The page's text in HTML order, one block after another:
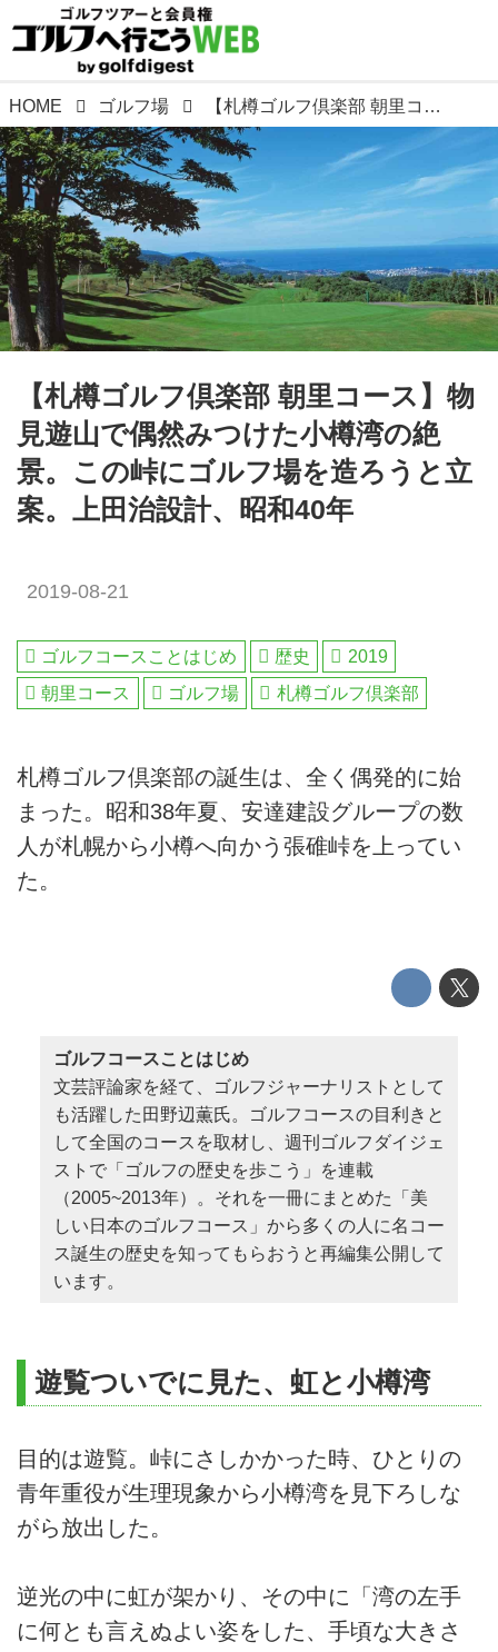
HOME ゴルフ場 【札樽ゴルフ倶楽部 朝里コース】物見遊山で偶然みつけた小樽湾の絶景。この峠にゴルフ場を造ろうと立案。上田治設計、昭和40年
【札樽ゴルフ倶楽部 朝里コース】物
見遊山で偶然みつけた小樽湾の絶
景。この峠にゴルフ場を造ろうと立
案。上田治設計、昭和40年
2019-08-21
ゴルフコースことはじめ 歴史
2019
朝里コース
ゴルフ場 札樽ゴルフ倶楽部
札樽ゴルフ倶楽部の誕生は、全く偶発的に始
まった。昭和38年夏、安達建設グループの数
人が札幌から小樽へ向かう張碓峠を上ってい
た。
ゴルフコースことはじめ
文芸評論家を経て、ゴルフジャーナリストとして
も活躍した田野辺薫氏。ゴルフコースの目利きと
して全国のコースを取材し、週刊ゴルフダイジェ
ストで「ゴルフの歴史を歩こう」を連載
（2005~2013年）。それを一冊にまとめた「美
しい日本のゴルフコース」から多くの人に名コー
ス誕生の歴史を知ってもらおうと再編集公開して
います。
遊覧ついでに見た、虹と小樽湾
目的は遊覧。峠にさしかかった時、ひとりの
青年重役が生理現象から小樽湾を見下ろしな
がら放出した。
逆光の中に虹が架かり、その中に「湾の左手
に何とも言えぬよい姿をした、手頃な大きさ